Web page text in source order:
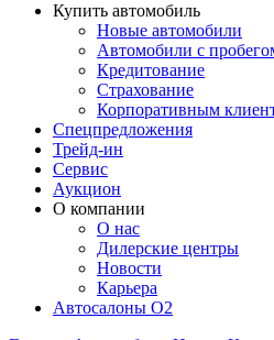
Купить автомобиль
Новые автомобили
Автомобили с
Кредитование
Страхование
Корпоративным
Спецпредложения
Трейд-ин
Сервис
Аукцион
О компании
О нас
Дилерские центры
Новости
Карьера
Автосалоны O2